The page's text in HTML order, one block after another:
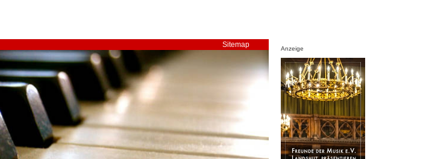
Sitemap Anzeige